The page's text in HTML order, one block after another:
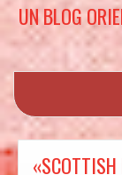
UN BLOG